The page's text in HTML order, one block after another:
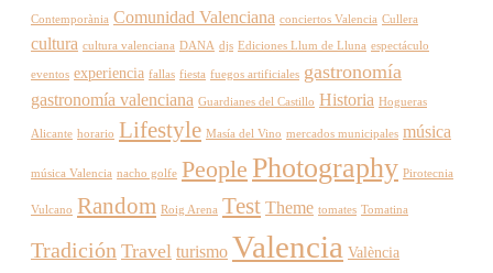
Contemporània Comunidad Valenciana conciertos Valencia Cullera
cultura cultura valenciana DANA djs Ediciones Llum de Lluna espectáculo
eventos experiencia fallas fiesta fuegos artificiales gastronomía
gastronomía valenciana Guardianes del Castillo Historia Hogueras
Alicante horario Lifestyle Masía del Vino mercados municipales música
música Valencia nacho golfe People Photography Pirotecnia
Vulcano Random Roig Arena Test Theme tomates Tomatina
Tradición Travel turismo Valencia València